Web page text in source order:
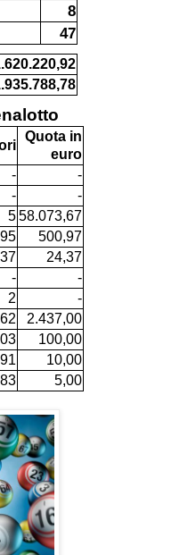
8
47
Quota in
euro
-
-
-
-
558.073,67
500,97
24,37
-
-
2
-
2.437,00
100,00
10,00
5,00